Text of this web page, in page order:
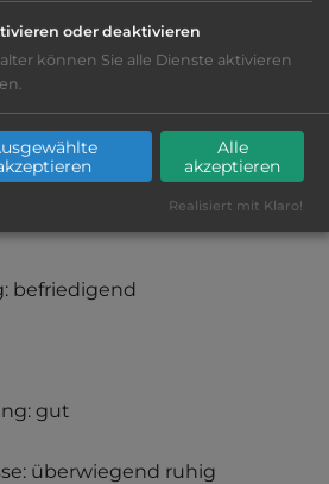
Platz
befriedigend
gut
überwiegend ruhig
oder deaktivieren
können Sie alle Dienste aktivieren
Alle
akzeptieren
Realisiert mit Klaro!